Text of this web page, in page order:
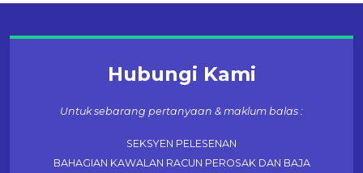
Hubungi Kami
Untuk sebarang pertanyaan & maklum balas :
SEKSYEN PELESENAN
BAHAGIAN KAWALAN RACUN PEROSAK DAN BAJA